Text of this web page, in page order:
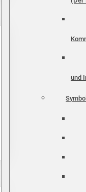
und